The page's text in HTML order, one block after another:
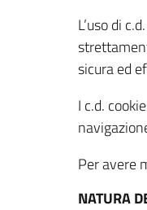
L’uso di
sicura ed
I c.d.
Per avere
NATURA